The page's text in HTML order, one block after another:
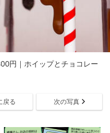
円｜ホイップとチョコレー
戻る 次の写真